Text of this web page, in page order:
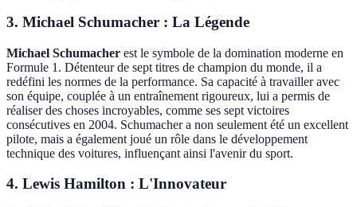
3. Michael Schumacher : La Légende
Michael Schumacher est le symbole de la domination moderne en
Formule 1. Détenteur de sept titres de champion du monde, il a
redéfini les normes de la performance. Sa capacité à travailler avec
son équipe, couplée à un entraînement rigoureux, lui a permis de
réaliser des choses incroyables, comme ses sept victoires
consécutives en 2004. Schumacher a non seulement été un excellent
pilote, mais a également joué un rôle dans le développement
technique des voitures, influençant ainsi l'avenir du sport.
4. Lewis Hamilton : L'Innovateur